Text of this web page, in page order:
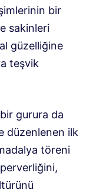
bir
sakinleri
güzelliğine
teşvik
gurura da
düzenlenen ilk
töreni